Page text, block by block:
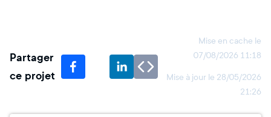
Partager
ce projet
Mise en cache le
07/08/2026 11:18
Mise à jour le 28/05/2026
21:26